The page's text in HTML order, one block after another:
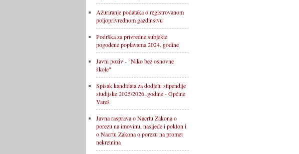
Ažuriranje podataka o registrovanom
poljoprivrednom gazdinstvu
Podrška za privredne subjekte
pogođene poplavama 2024. godine
Javni poziv - "Niko bez osnovne
škole"
Spisak kandidata za dodjelu stipendije
studijske 2025/2026. godine - Općine
Vareš
Javna rasprava o Nacrtu Zakona o
porezu na imovinu, nasljeđe i poklon i
o Nacrtu Zakona o porezu na promet
nekretnina